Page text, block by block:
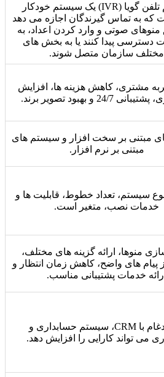
سیستم تلفن گویا (IVR) یک سیستم خودکار
که به تماس گیرندگان اجازه می دهد
منوهای صوتی و وارد کردن اعداد، به
دسترسی پیدا کنند یا به بخش های
مختلف سازمان متصل شوند.
مشتری، کاهش هزینه ها، افزایش
24/7 و بهبود تصویر برند.
مبتنی بر سخت افزار و سیستم های
مبتنی بر نرم افزار.
سیستم، تعداد خطوط، قابلیت ها و
خدمات نصب، متغیر است.
منوها، ارائه گزینه های مختلف،
پیام های واضح، کاهش زمان انتظار و
ارائه خدمات پشتیبانی مناسب.
بله، ادغام با CRM، سیستم حسابداری و
می تواند کارایی را افزایش دهد.